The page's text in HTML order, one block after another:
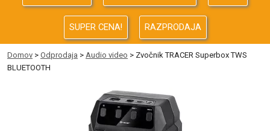
Računalništvo
Računalništvo za podjetja
Avdio Video Foto
SUPER CENA! RAZPRODAJA
Domov > Odprodaja > Audio video > Zvočnik TRACER Superbox TWS
BLUETOOTH